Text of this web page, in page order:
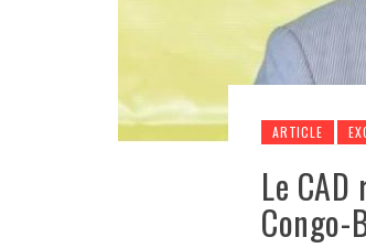
ARTICLE
Le
Congo-